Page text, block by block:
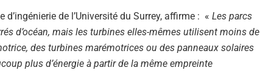
de l’Université du Surrey, affirme : « Les parcs
d’océan, mais les turbines elles-mêmes utilisent moins de
des turbines marémotrices ou des panneaux solaires
plus d’énergie à partir de la même empreinte